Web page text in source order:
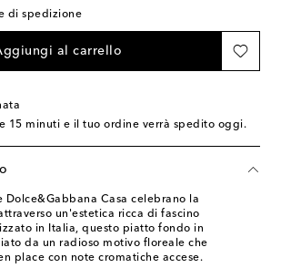
di spedizione
al carrello
15 minuti e il tuo ordine verrà spedito oggi.
Dolce&Gabbana Casa celebrano la
un'estetica ricca di fascino
in Italia, questo piatto fondo in
da un radioso motivo floreale che
place con note cromatiche accese.